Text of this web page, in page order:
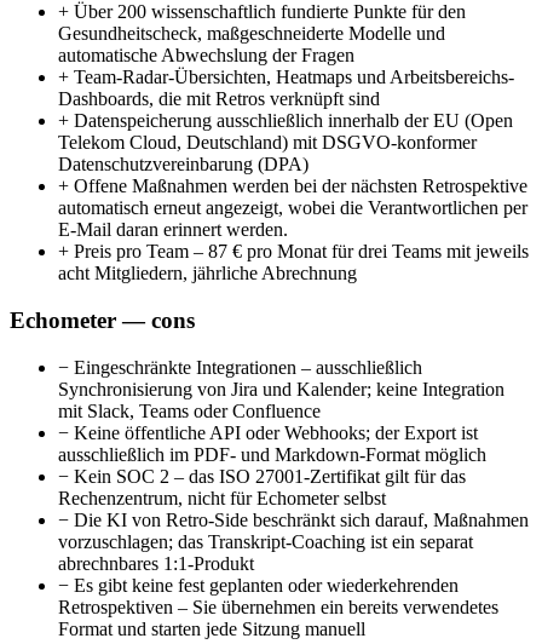
+ Über 200 wissenschaftlich fundierte Punkte für den
Gesundheitscheck, maßgeschneiderte Modelle und
automatische Abwechslung der Fragen
+ Team-Radar-Übersichten, Heatmaps und Arbeitsbereichs-
Dashboards, die mit Retros verknüpft sind
+ Datenspeicherung ausschließlich innerhalb der EU (Open
Telekom Cloud, Deutschland) mit DSGVO-konformer
Datenschutzvereinbarung (DPA)
+ Offene Maßnahmen werden bei der nächsten Retrospektive
automatisch erneut angezeigt, wobei die Verantwortlichen per
E-Mail daran erinnert werden.
+ Preis pro Team – 87 € pro Monat für drei Teams mit jeweils
acht Mitgliedern, jährliche Abrechnung
Echometer — cons
− Eingeschränkte Integrationen – ausschließlich
Synchronisierung von Jira und Kalender; keine Integration
mit Slack, Teams oder Confluence
− Keine öffentliche API oder Webhooks; der Export ist
ausschließlich im PDF- und Markdown-Format möglich
− Kein SOC 2 – das ISO 27001-Zertifikat gilt für das
Rechenzentrum, nicht für Echometer selbst
− Die KI von Retro-Side beschränkt sich darauf, Maßnahmen
vorzuschlagen; das Transkript-Coaching ist ein separat
abrechnbares 1:1-Produkt
− Es gibt keine fest geplanten oder wiederkehrenden
Retrospektiven – Sie übernehmen ein bereits verwendetes
Format und starten jede Sitzung manuell